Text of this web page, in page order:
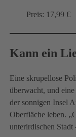
Preis: 17,99 €
Kann ein
Eine skrupellose
überwacht, und
der sonnigen Insel
Oberfläche leben.
unterirdischen